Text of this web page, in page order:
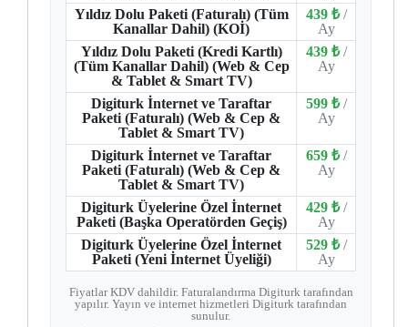
Yıldız Dolu Paketi (Faturalı) (Tüm
Kanallar Dahil) (KOİ)
439 ₺ /
Ay
Yıldız Dolu Paketi (Kredi Kartlı)
(Tüm Kanallar Dahil) (Web & Cep
& Tablet & Smart TV)
439 ₺ /
Ay
Digiturk İnternet ve Taraftar
Paketi (Faturalı) (Web & Cep &
Tablet & Smart TV)
599 ₺ /
Ay
Digiturk İnternet ve Taraftar
Paketi (Faturalı) (Web & Cep &
Tablet & Smart TV)
659 ₺ /
Ay
Digiturk Üyelerine Özel İnternet
Paketi (Başka Operatörden Geçiş)
429 ₺ /
Ay
Digiturk Üyelerine Özel İnternet
Paketi (Yeni İnternet Üyeliği)
529 ₺ /
Ay
Fiyatlar KDV dahildir. Faturalandırma Digiturk tarafından
yapılır. Yayın ve internet hizmetleri Digiturk tarafından
sunulur.